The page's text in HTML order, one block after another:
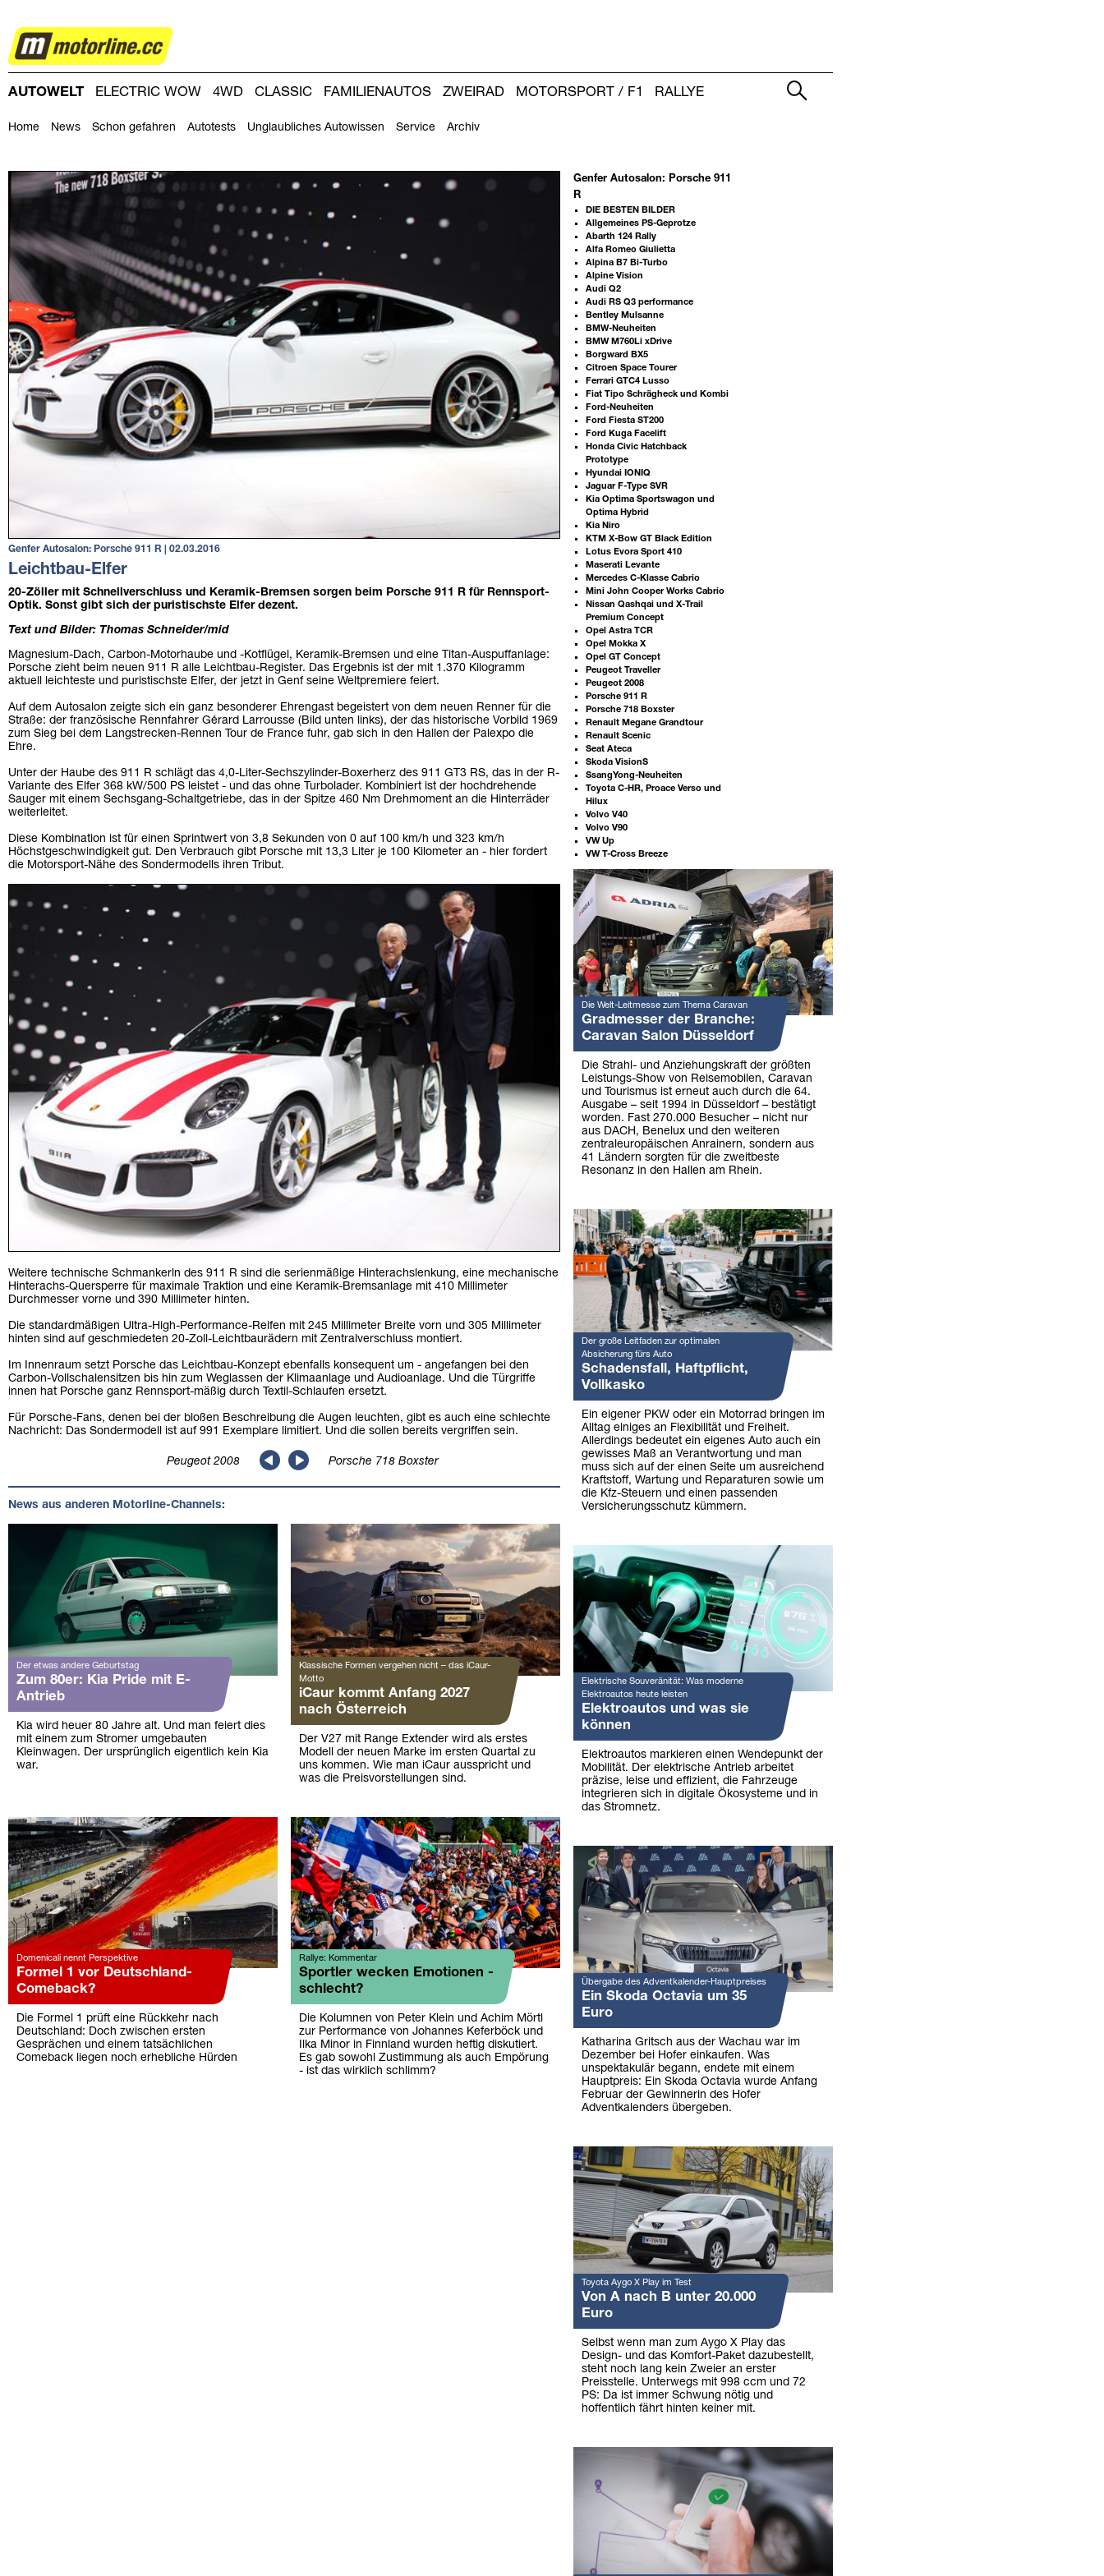
AUTOWELT
AUTOWELT
Home News Schon gefahren Autotests Unglaubliches Autowissen Service Archiv
ELECTRIC WOW 4WD CLASSIC FAMILIENAUTOS ZWEIRAD MOTORSPORT / F1
RALLYE
Genfer Autosalon: Porsche 911 R | 02.03.2016
Leichtbau-Elfer
20-Zöller mit Schnellverschluss und Keramik-Bremsen sorgen beim Porsche 911 R für Rennsport-
Optik. Sonst gibt sich der puristischste Elfer dezent.
Text und Bilder: Thomas Schneider/mid
Magnesium-Dach, Carbon-Motorhaube und -Kotflügel, Keramik-Bremsen und eine Titan-Auspuffanlage:
Porsche zieht beim neuen 911 R alle Leichtbau-Register. Das Ergebnis ist der mit 1.370 Kilogramm
aktuell leichteste und puristischste Elfer, der jetzt in Genf seine Weltpremiere feiert.
Auf dem Autosalon zeigte sich ein ganz besonderer Ehrengast begeistert von dem neuen Renner für die
Straße: der französische Rennfahrer Gérard Larrousse (Bild unten links), der das historische Vorbild 1969
zum Sieg bei dem Langstrecken-Rennen Tour de France fuhr, gab sich in den Hallen der Palexpo die
Ehre.
Unter der Haube des 911 R schlägt das 4,0-Liter-Sechszylinder-Boxerherz des 911 GT3 RS, das in der R-
Variante des Elfer 368 kW/500 PS leistet - und das ohne Turbolader. Kombiniert ist der hochdrehende
Sauger mit einem Sechsgang-Schaltgetriebe, das in der Spitze 460 Nm Drehmoment an die Hinterräder
weiterleitet.
Diese Kombination ist für einen Sprintwert von 3,8 Sekunden von 0 auf 100 km/h und 323 km/h
Höchstgeschwindigkeit gut. Den Verbrauch gibt Porsche mit 13,3 Liter je 100 Kilometer an - hier fordert
die Motorsport-Nähe des Sondermodells ihren Tribut.
Weitere technische Schmankerln des 911 R sind die serienmäßige Hinterachslenkung, eine mechanische
Hinterachs-Quersperre für maximale Traktion und eine Keramik-Bremsanlage mit 410 Millimeter
Durchmesser vorne und 390 Millimeter hinten.
Die standardmäßigen Ultra-High-Performance-Reifen mit 245 Millimeter Breite vorn und 305 Millimeter
hinten sind auf geschmiedeten 20-Zoll-Leichtbaurädern mit Zentralverschluss montiert.
Im Innenraum setzt Porsche das Leichtbau-Konzept ebenfalls konsequent um - angefangen bei den
Carbon-Vollschalensitzen bis hin zum Weglassen der Klimaanlage und Audioanlage. Und die Türgriffe
innen hat Porsche ganz Rennsport-mäßig durch Textil-Schlaufen ersetzt.
Für Porsche-Fans, denen bei der bloßen Beschreibung die Augen leuchten, gibt es auch eine schlechte
Nachricht: Das Sondermodell ist auf 991 Exemplare limitiert. Und die sollen bereits vergriffen sein.
Peugeot 2008 Porsche 718 Boxster
News aus anderen Motorline-Channels:
Der etwas andere Geburtstag
Zum 80er: Kia Pride mit E-
Antrieb
Kia wird heuer 80 Jahre alt. Und man feiert dies
mit einem zum Stromer umgebauten
Kleinwagen. Der ursprünglich eigentlich kein Kia
war.
Klassische Formen vergehen nicht – das iCaur-
Motto
iCaur kommt Anfang 2027
nach Österreich
Der V27 mit Range Extender wird als erstes
Modell der neuen Marke im ersten Quartal zu
uns kommen. Wie man iCaur ausspricht und
was die Preisvorstellungen sind.
Domenicali nennt Perspektive
Formel 1 vor Deutschland-
Comeback?
Die Formel 1 prüft eine Rückkehr nach
Deutschland: Doch zwischen ersten
Gesprächen und einem tatsächlichen
Comeback liegen noch erhebliche Hürden
Rallye: Kommentar
Sportler wecken Emotionen -
schlecht?
Die Kolumnen von Peter Klein und Achim Mörtl
zur Performance von Johannes Keferböck und
Ilka Minor in Finnland wurden heftig diskutiert.
Es gab sowohl Zustimmung als auch Empörung
- ist das wirklich schlimm?
Genfer Autosalon: Porsche 911
R
DIE BESTEN BILDER
Allgemeines PS-Geprotze
Abarth 124 Rally
Alfa Romeo Giulietta
Alpina B7 Bi-Turbo
Alpine Vision
Audi Q2
Audi RS Q3 performance
Bentley Mulsanne
BMW-Neuheiten
BMW M760Li xDrive
Borgward BX5
Citroen Space Tourer
Ferrari GTC4 Lusso
Fiat Tipo Schrägheck und Kombi
Ford-Neuheiten
Ford Fiesta ST200
Ford Kuga Facelift
Honda Civic Hatchback
Prototype
Hyundai IONIQ
Jaguar F-Type SVR
Kia Optima Sportswagon und
Optima Hybrid
Kia Niro
KTM X-Bow GT Black Edition
Lotus Evora Sport 410
Maserati Levante
Mercedes C-Klasse Cabrio
Mini John Cooper Works Cabrio
Nissan Qashqai und X-Trail
Premium Concept
Opel Astra TCR
Opel Mokka X
Opel GT Concept
Peugeot Traveller
Peugeot 2008
Porsche 911 R
Porsche 718 Boxster
Renault Megane Grandtour
Renault Scenic
Seat Ateca
Skoda VisionS
SsangYong-Neuheiten
Toyota C-HR, Proace Verso und
Hilux
Volvo V40
Volvo V90
VW Up
VW T-Cross Breeze
Weitere
Artikel:
Die Welt-Leitmesse zum Thema Caravan
Gradmesser der Branche:
Caravan Salon Düsseldorf
Die Strahl- und Anziehungskraft der größten
Leistungs-Show von Reisemobilen, Caravan
und Tourismus ist erneut auch durch die 64.
Ausgabe – seit 1994 in Düsseldorf – bestätigt
worden. Fast 270.000 Besucher – nicht nur
aus DACH, Benelux und den weiteren
zentraleuropäischen Anrainern, sondern aus
41 Ländern sorgten für die zweitbeste
Resonanz in den Hallen am Rhein.
Der große Leitfaden zur optimalen
Absicherung fürs Auto
Schadensfall, Haftpflicht,
Vollkasko
Ein eigener PKW oder ein Motorrad bringen im
Alltag einiges an Flexibilität und Freiheit.
Allerdings bedeutet ein eigenes Auto auch ein
gewisses Maß an Verantwortung und man
muss sich auf der einen Seite um ausreichend
Kraftstoff, Wartung und Reparaturen sowie um
die Kfz-Steuern und einen passenden
Versicherungsschutz kümmern.
Elektrische Souveränität: Was moderne
Elektroautos heute leisten
Elektroautos und was sie
können
Elektroautos markieren einen Wendepunkt der
Mobilität. Der elektrische Antrieb arbeitet
präzise, leise und effizient, die Fahrzeuge
integrieren sich in digitale Ökosysteme und in
das Stromnetz.
Übergabe des Adventkalender-Hauptpreises
Ein Skoda Octavia um 35
Euro
Katharina Gritsch aus der Wachau war im
Dezember bei Hofer einkaufen. Was
unspektakulär begann, endete mit einem
Hauptpreis: Ein Skoda Octavia wurde Anfang
Februar der Gewinnerin des Hofer
Adventkalenders übergeben.
Toyota Aygo X Play im Test
Von A nach B unter 20.000
Euro
Selbst wenn man zum Aygo X Play das
Design- und das Komfort-Paket dazubestellt,
steht noch lang kein Zweier an erster
Preisstelle. Unterwegs mit 998 ccm und 72
PS: Da ist immer Schwung nötig und
hoffentlich fährt hinten keiner mit.